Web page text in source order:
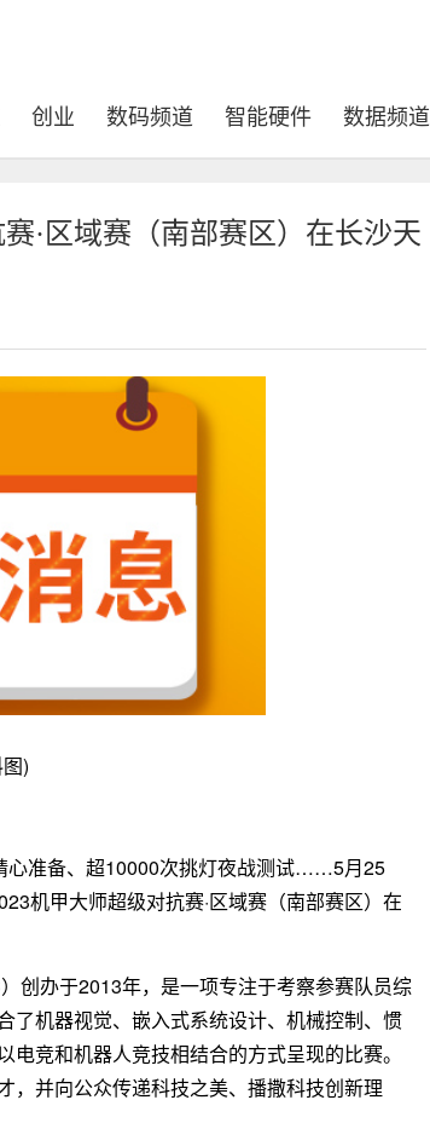
创业 数码频道 智能硬件 数据频道
·区域赛（南部赛区）在长沙天
)
心准备、超10000次挑灯夜战测试……5月25
机甲大师超级对抗赛·区域赛（南部赛区）在
创办于2013年，是一项专注于考察参赛队员综
了机器视觉、嵌入式系统设计、机械控制、惯
竞和机器人竞技相结合的方式呈现的比赛。
，并向公众传递科技之美、播撒科技创新理